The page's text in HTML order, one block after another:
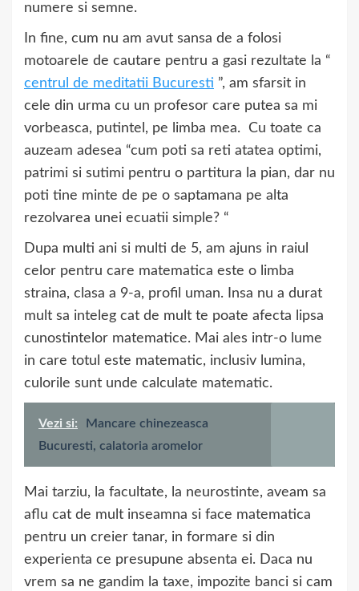
numere si semne.
In fine, cum nu am avut sansa de a folosi
motoarele de cautare pentru a gasi rezultate la “
centrul de meditatii Bucuresti ”, am sfarsit in
cele din urma cu un profesor care putea sa mi
vorbeasca, putintel, pe limba mea. Cu toate ca
auzeam adesea “cum poti sa reti atatea optimi,
patrimi si sutimi pentru o partitura la pian, dar nu
poti tine minte de pe o saptamana pe alta
rezolvarea unei ecuatii simple? “
Dupa multi ani si multi de 5, am ajuns in raiul
celor pentru care matematica este o limba
straina, clasa a 9-a, profil uman. Insa nu a durat
mult sa inteleg cat de mult te poate afecta lipsa
cunostintelor matematice. Mai ales intr-o lume
in care totul este matematic, inclusiv lumina,
culorile sunt unde calculate matematic.
Vezi si:
Mancare chinezeasca
Bucuresti, calatoria aromelor
Mai tarziu, la facultate, la neurostinte, aveam sa
aflu cat de mult inseamna si face matematica
pentru un creier tanar, in formare si din
experienta ce presupune absenta ei. Daca nu
vrem sa ne gandim la taxe, impozite banci si cam